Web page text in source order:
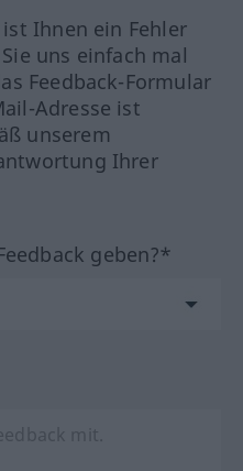
Ihnen ein Fehler
uns einfach mal
Feedback-Formular
Adresse ist
unserem
Ihrer
geben?*